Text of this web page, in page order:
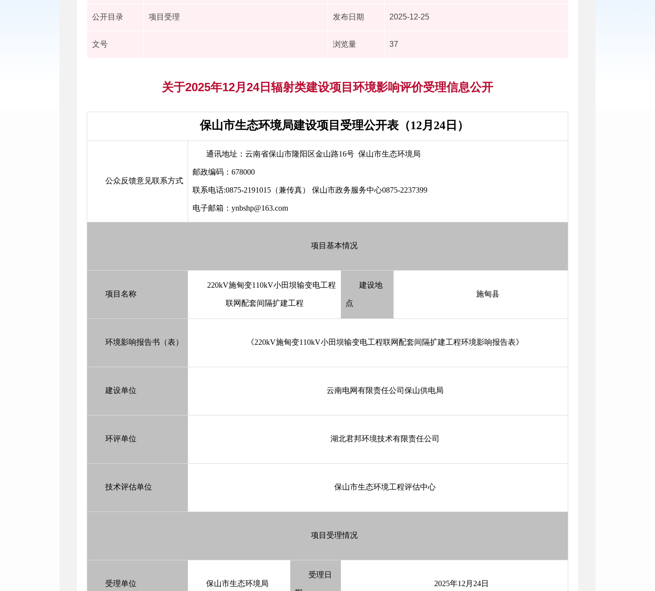
公开目录 项目受理 发布日期 2025-12-25
文号 浏览量 37
关于2025年12月24日辐射类建设项目环境影响评价受理信息公开
保山市生态环境局建设项目受理公开表（12月24日）
公众反馈意见联系方式
通讯地址：云南省保山市隆阳区金山路16号 保山市生态环境局
邮政编码：678000
联系电话:0875-2191015（兼传真） 保山市政务服务中心0875-2237399
电子邮箱：ynbshp@163.com
项目基本情况
项目名称
220kV施甸变110kV小田坝输变电工程
联网配套间隔扩建工程
建设地
点
施甸县
环境影响报告书（表） 《220kV施甸变110kV小田坝输变电工程联网配套间隔扩建工程环境影响报告表》
建设单位 云南电网有限责任公司保山供电局
环评单位 湖北君邦环境技术有限责任公司
技术评估单位 保山市生态环境工程评估中心
项目受理情况
受理单位 保山市生态环境局
受理日
2025年12月24日